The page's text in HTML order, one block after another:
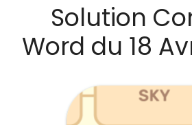
Solution
Word du 18